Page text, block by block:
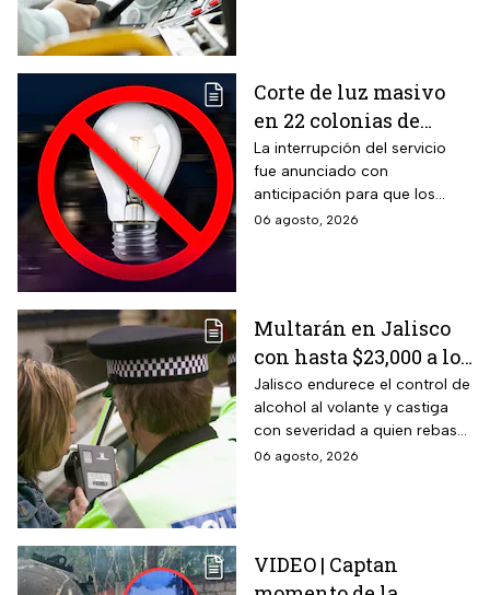
Corte de luz masivo
en 22 colonias de
México; zonas
afectadas hoy 7 de
agosto
La interrupción del servicio
fue anunciado con
anticipación para que los
usuarios puedan tomar las
06 agosto, 2026
Multarán en Jalisco
con hasta $23,000 a los
conductores que
superen este límite en
la prueba de
alcoholemia
Jalisco endurece el control de
alcohol al volante y castiga
con severidad a quien rebase
el nuevo límite de sangre o
06 agosto, 2026
VIDEO | Captan